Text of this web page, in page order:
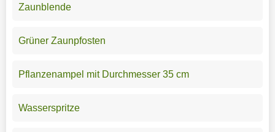
Zaunblende
Grüner Zaunpfosten
Pflanzenampel mit Durchmesser 35 cm
Wasserspritze